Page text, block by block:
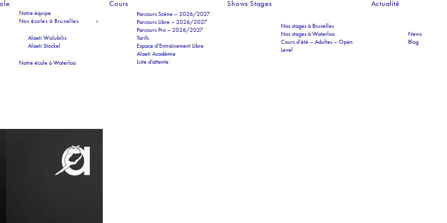
Notre équipe
Nos écoles à Bruxelles
Alaeti Wolubilis
Alaeti Stockel
Notre école à Waterloo
Cours
Parcours Scène – 2026/2027
Parcours Libre – 2026/2027
Parcours Pro – 2026/2027
Tarifs
Espace d’Entraînement Libre
Alaeti Académie
Liste d’attente
Shows Stages
Nos stages à Bruxelles
Nos stages à Waterloo
Cours d’été – Adultes – Open
Level
Actualité
News
Blog